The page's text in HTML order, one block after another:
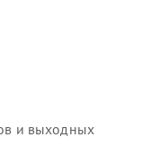
и выходных